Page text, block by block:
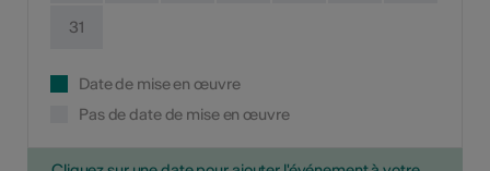
31
Date de mise en œuvre
Pas de date de mise en œuvre